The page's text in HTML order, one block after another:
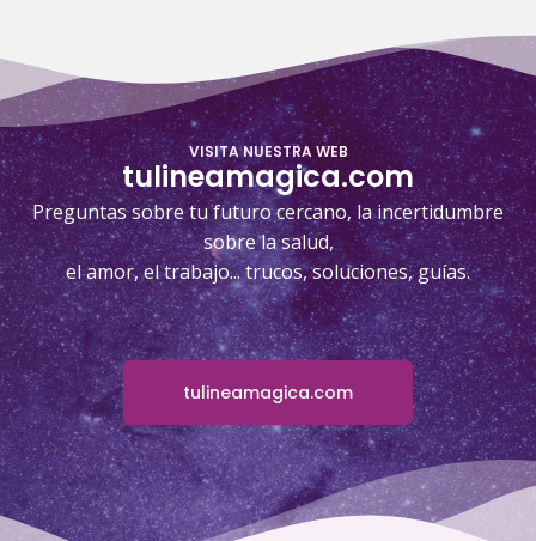
VISITA NUESTRA WEB
tulineamagica.com
Preguntas sobre tu futuro cercano, la incertidumbre
sobre la salud,
el amor, el trabajo... trucos, soluciones, guías.
tulineamagica.com